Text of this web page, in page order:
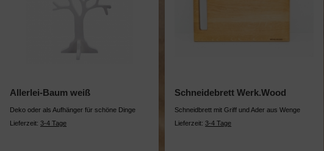
Allerlei-Baum weiß
Deko oder als Aufhänger für schöne Dinge
Lieferzeit: 3-4 Tage
Schneidebrett Werk.Wood
Schneidbrett mit Griff und Ader aus Wenge
Lieferzeit:3-4 Tage